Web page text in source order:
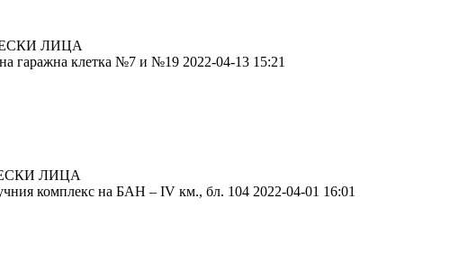
ЛИЦА
гаражна клетка №7 и №19 2022-04-13 15:21
ЛИЦА
комплекс на БАН – IV км., бл. 104 2022-04-01 16:01